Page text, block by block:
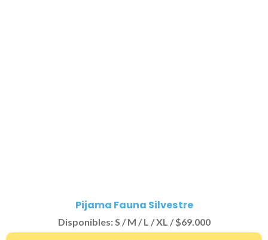
Pijama Fauna Silvestre
Disponibles: S / M / L / XL / $69.000